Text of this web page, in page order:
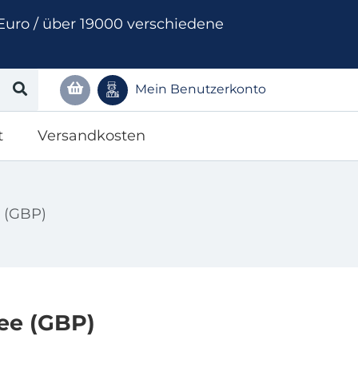
/ über 19000 verschiedene
Mein Benutzerkonto
Versandkosten
(GBP)